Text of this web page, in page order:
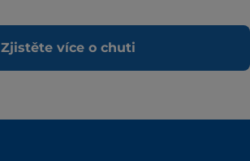
Zjistěte více o chuti